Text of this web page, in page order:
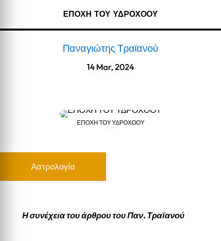
ΕΠΟΧΗ ΤΟΥ ΥΔΡΟΧΟΟΥ
Παναγιώτης Τραϊανού
14 Mar, 2024
ΕΠΟΧΗ ΤΟΥ ΥΔΡΟΧΟΟΥ
Αστρολογία
Η συνέχεια του άρθρου του Παν. Τραϊανού